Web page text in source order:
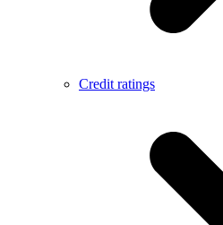
Credit ratings